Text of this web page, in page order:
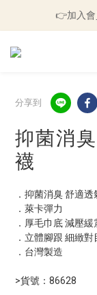
🛒滿499
👉加入
🛒滿499
分享到
抑菌消
襪
．抑菌消臭 舒適透
．萊卡彈力
．厚毛巾底 減壓緩
．立體腳跟 細緻對
．台灣製造
>貨號：86628